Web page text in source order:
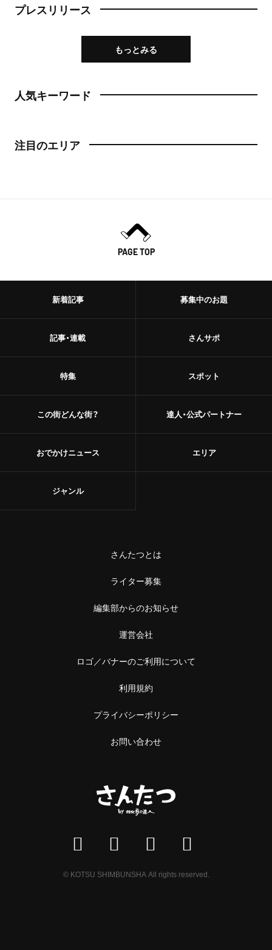
プレスリリース
もっとみる
人気キーワード
注目のエリア
PAGE TOP
新着記事
記事・連載
特集
この街どんな街？
おでかけニュース
募集中のお題
さんサポ
スポット
達人・公式パートナー
エリア
ジャンル
さんたつとは
ライター募集
編集部からのお知らせ
運営会社
ロゴ／バナーのご利用について
利用規約
プライバシーポリシー
お問い合わせ
© KOTSU SHIMBUNSHA All rights reserved.